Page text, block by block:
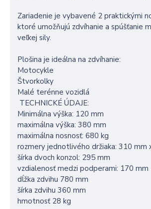
Zariadenie je vybavené 2 praktickými
ktoré umožňujú zdvíhanie a spúšťanie
veľkej sily.
Plošina je ideálna na zdvíhanie:
Motocykle
Štvorkolky
Malé terénne vozidlá
TECHNICKÉ ÚDAJE:
Minimálna výška: 120 mm
maximálna výška: 380 mm
maximálna nosnosť: 680 kg
rozmery jednotlivého držiaka: 310 mm
šírka dvoch konzol: 295 mm
vzdialenosť medzi podperami: 170 mm
dĺžka zdvihu 780 mm
šírka zdvihu 360 mm
hmotnosť 28 kg